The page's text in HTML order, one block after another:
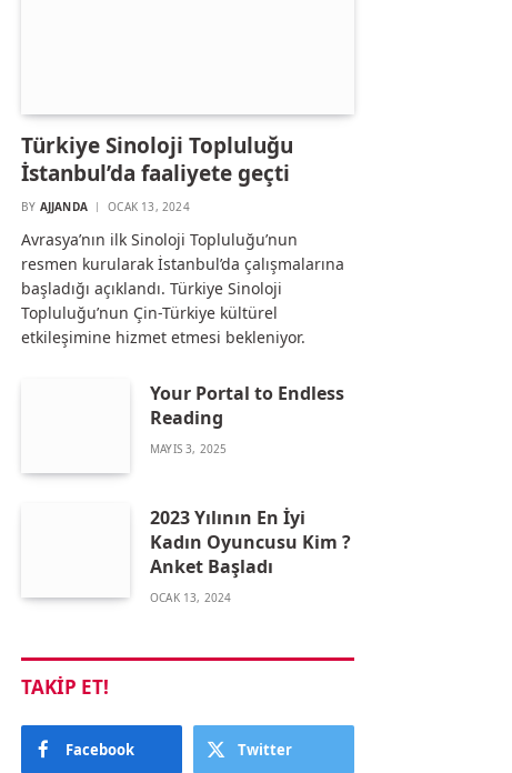
Türkiye Sinoloji Topluluğu
İstanbul’da faaliyete geçti
BY AJJANDA OCAK 13, 2024
Avrasya’nın ilk Sinoloji Topluluğu’nun
resmen kurularak İstanbul’da çalışmalarına
başladığı açıklandı. Türkiye Sinoloji
Topluluğu’nun Çin-Türkiye kültürel
etkileşimine hizmet etmesi bekleniyor.
Your Portal to Endless
Reading
MAYIS 3, 2025
2023 Yılının En İyi
Kadın Oyuncusu Kim ?
Anket Başladı
OCAK 13, 2024
TAKIP ET!
Facebook Twitter